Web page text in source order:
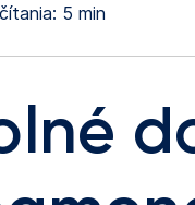
5 min